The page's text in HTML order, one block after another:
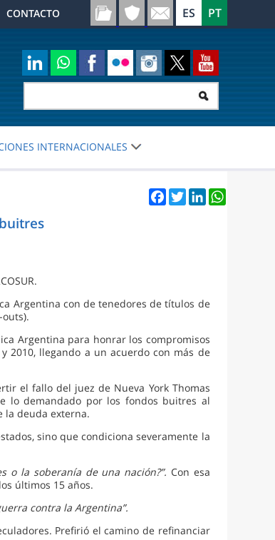
CONTACTO
INTERNACIONALES
Facebook
TwitterLinkedInWhatsApp
Argentina con de tenedores de títulos de
Argentina para honrar los compromisos
2010, llegando a un acuerdo con más de
el fallo del juez de Nueva York Thomas
lo demandado por los fondos buitres al
la deuda externa.
sino que condiciona severamente la
o la soberanía de una nación?”. Con esa
últimos 15 años.
contra la Argentina”.
Prefirió el camino de refinanciar